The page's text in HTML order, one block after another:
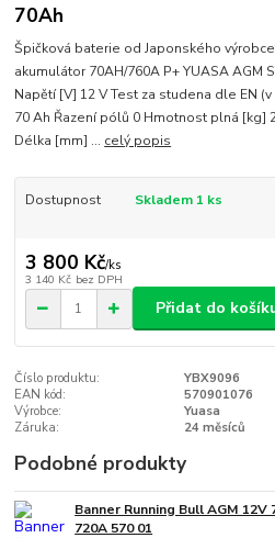
70Ah
Špičková baterie od Japonského
akumulátor 70AH/760A P+ YUASA AGM
Napětí [V] 12 V Test za studena dle EN
70 Ah Řazení pólů 0 Hmotnost plná [kg]
Délka [mm] ... celý popis
Dostupnost Skladem 1 ks
3 800 Kč/ks
3 140 Kč bez DPH
Přidat do
Číslo produktu:
YBX9096
EAN kód:
570901076
Výrobce:
Yuasa
Záruka:
24 měsíců
Podobné produkty
Banner Running Bull AGM 12V
720A 570 01